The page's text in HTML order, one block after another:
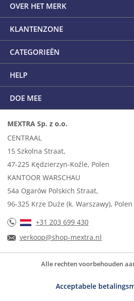
OVER HET MERK
KLANTENZONE
CATEGORIEËN
HELP
DOE MEE
MEXTRA Sp. z o.o.
CENTRAAL
15 Szkolna Straat,
47-225 Kędzierzyn-Koźle, Polen
KANTOOR WARSCHAU
54a Ogarów Polskich Straat,
96-325 Krze Duże (k. Warszawy), Polen
+31 203 699 430
verkoop@shop-mextra.nl
Alle rechten voorbehouden
Acceptabele